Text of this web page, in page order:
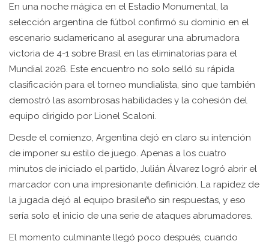
En una noche mágica en el Estadio Monumental, la
selección argentina de fútbol confirmó su dominio en el
escenario sudamericano al asegurar una abrumadora
victoria de 4-1 sobre Brasil en las eliminatorias para el
Mundial 2026. Este encuentro no solo selló su rápida
clasificación para el torneo mundialista, sino que también
demostró las asombrosas habilidades y la cohesión del
equipo dirigido por Lionel Scaloni.
Desde el comienzo, Argentina dejó en claro su intención
de imponer su estilo de juego. Apenas a los cuatro
minutos de iniciado el partido, Julián Álvarez logró abrir el
marcador con una impresionante definición. La rapidez de
la jugada dejó al equipo brasileño sin respuestas, y eso
sería solo el inicio de una serie de ataques abrumadores.
El momento culminante llegó poco después, cuando